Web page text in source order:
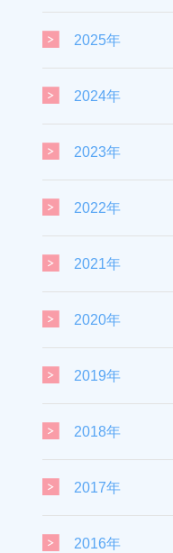
2025年
2024年
2023年
2022年
2021年
2020年
2019年
2018年
2017年
2016年